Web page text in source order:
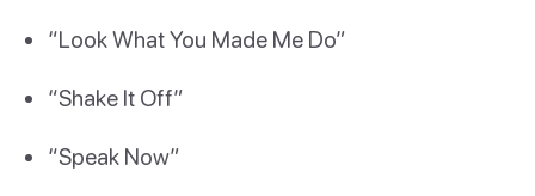
“Look What You Made Me Do”
“Shake It Off”
“Speak Now”